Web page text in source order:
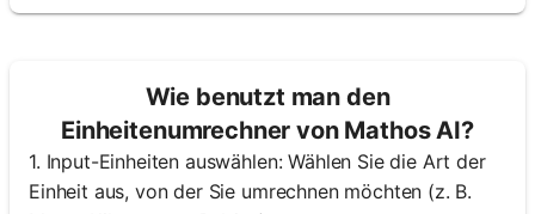
Wie benutzt man den
Einheitenumrechner von Mathos AI?
1. Input-Einheiten auswählen: Wählen Sie die Art der
Einheit aus, von der Sie umrechnen möchten (z. B.